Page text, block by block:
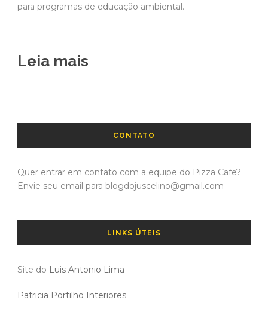
para programas de educação ambiental.
Leia mais
CONTATO
Quer entrar em contato com a equipe do Pizza Cafe?
Envie seu email para blogdojuscelino@gmail.com
LINKS ÚTEIS
Site do Luis Antonio Lima
Patricia Portilho Interiores